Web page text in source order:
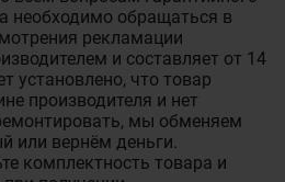
необходимо обращаться в
рекламации
и составляет от 14
установлено, что товар
производителя и нет
мы обменяем
или вернём деньги.
комплектность товара и